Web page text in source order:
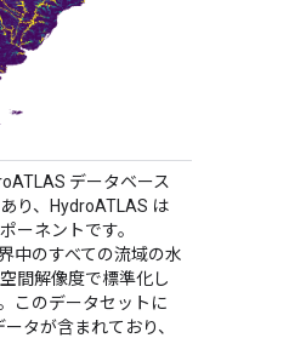
データベース
り、HydroATLAS は
ーネントです。
中のすべての流域の水
間解像度で標準化し
このデータセットに
タが含まれており、